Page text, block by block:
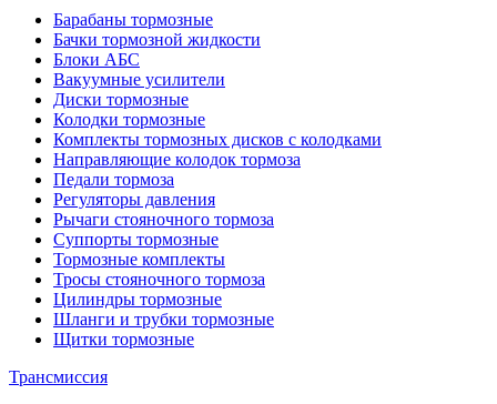
Барабаны тормозные
Бачки тормозной жидкости
Блоки АБС
Вакуумные усилители
Диски тормозные
Колодки тормозные
Комплекты тормозных дисков с колодками
Направляющие колодок тормоза
Педали тормоза
Регуляторы давления
Рычаги стояночного тормоза
Суппорты тормозные
Тормозные комплекты
Тросы стояночного тормоза
Цилиндры тормозные
Шланги и трубки тормозные
Щитки тормозные
Трансмиссия